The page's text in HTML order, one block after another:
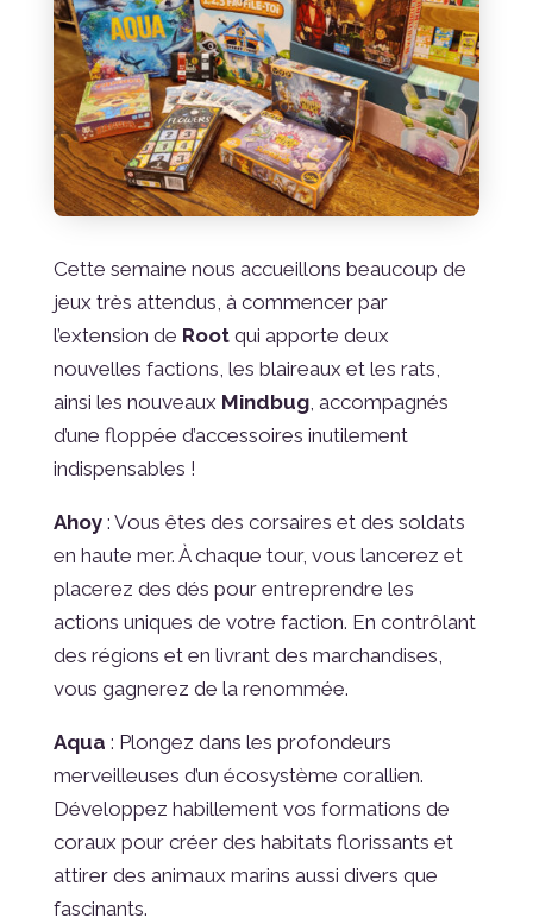
Cette semaine nous accueillons beaucoup de
jeux très attendus, à commencer par
l’extension de Rootqui apporte deux
nouvelles factions, les blaireaux et les rats,
ainsi les nouveaux Mindbug, accompagnés
d’une floppée d’accessoires inutilement
indispensables !
Ahoy : Vous êtes des corsaires et des soldats
en haute mer. À chaque tour, vous lancerez et
placerez des dés pour entreprendre les
actions uniques de votre faction. En contrôlant
des régions et en livrant des marchandises,
vous gagnerez de la renommée.
Aqua : Plongez dans les profondeurs
merveilleuses d’un écosystème corallien.
Développez habillement vos formations de
coraux pour créer des habitats florissants et
attirer des animaux marins aussi divers que
fascinants.